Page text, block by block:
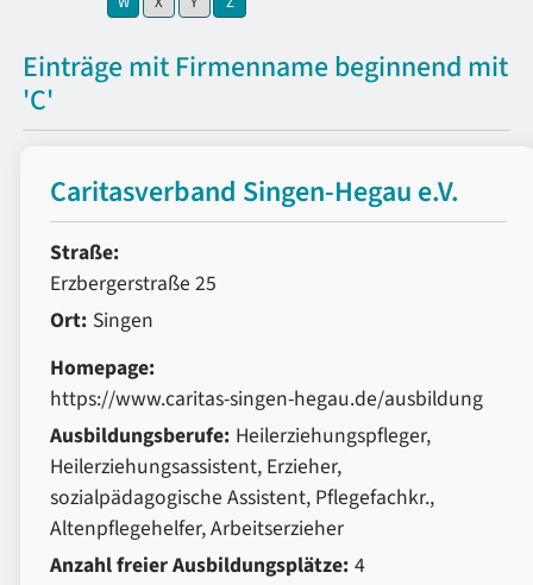
Einträge mit Firmenname beginnend mit
'C'
Caritasverband Singen-Hegau e.V.
Straße:
Erzbergerstraße 25
Ort: Singen
Homepage:
https://www.caritas-singen-hegau.de/ausbildung
Ausbildungsberufe: Heilerziehungspfleger,
Heilerziehungsassistent, Erzieher,
sozialpädagogische Assistent, Pflegefachkr.,
Altenpflegehelfer, Arbeitserzieher
Anzahl freier Ausbildungsplätze: 4